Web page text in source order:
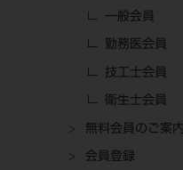
一般会員
勤務医会員
技工士会員
衛生士会員
無料会員のご案内
会員登録